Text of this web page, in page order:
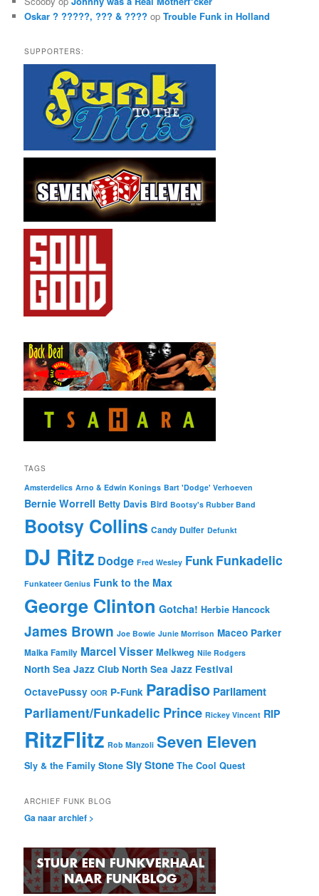
Oskar ? ?????, ??? & ???? opTrouble Funk in Holland
SUPPORTERS:
TAGS
Amsterdelics Arno & Edwin Konings Bart 'Dodge' Verhoeven
Bernie Worrell Betty Davis Bird Bootsy's Rubber Band
Bootsy Collins Candy Dulfer Defunkt
DJ Ritz Dodge Fred Wesley Funk Funkadelic
Funkateer Genius Funk to the Max
George Clinton Gotcha! Herbie Hancock
James Brown Joe Bowie Junie Morrison Maceo Parker
Malka Family Marcel Visser Melkweg Nile Rodgers
North Sea Jazz Club North Sea Jazz Festival
OctavePussy OOR P-Funk Paradiso Parliament
Parliament/Funkadelic Prince Rickey Vincent RIP
RitzFlitz Rob Manzoli Seven Eleven
Sly & the Family Stone Sly Stone The Cool Quest
ARCHIEF FUNK BLOG
Ga naar archief >